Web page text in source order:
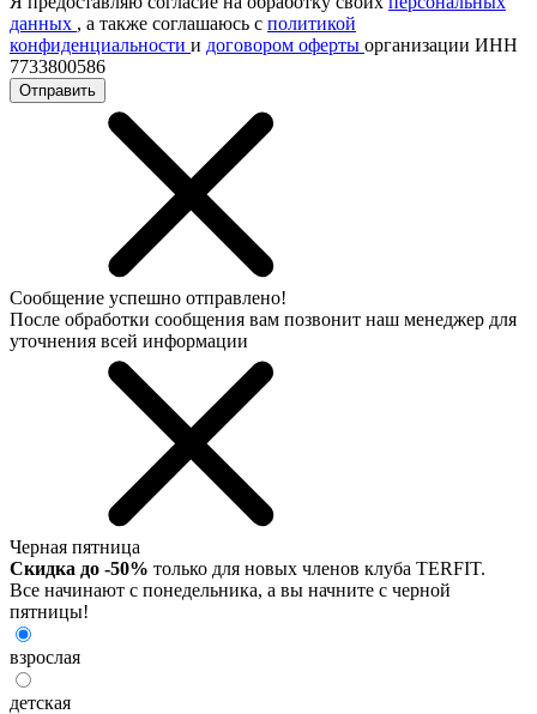
данных , а также соглашаюсь с политикой
конфиденциальности и договором оферты организации ИНН
7733800586
Отправить
Сообщение успешно отправлено!
После обработки сообщения вам позвонит наш менеджер для
уточнения всей информации
Черная пятница
Скидка до -50% только для новых членов клуба TERFIT.
Все начинают с понедельника, а вы начните с черной
пятницы!
взрослая
детская